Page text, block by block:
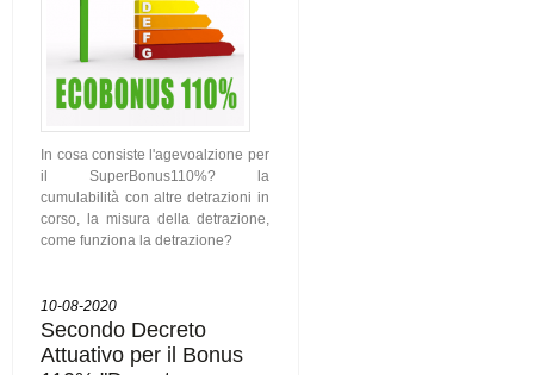
In cosa consiste l'agevoalzione per
il SuperBonus110%? la
cumulabilità con altre detrazioni in
corso, la misura della detrazione,
come funziona la detrazione?
10-08-2020
Secondo Decreto
Attuativo per il Bonus